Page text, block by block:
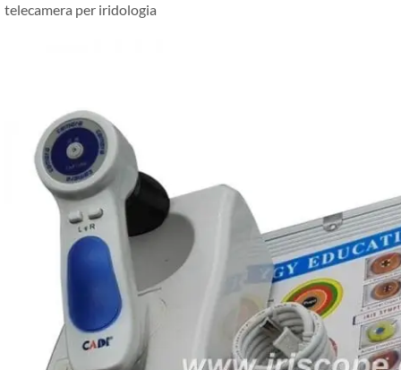
telecamera per iridologia